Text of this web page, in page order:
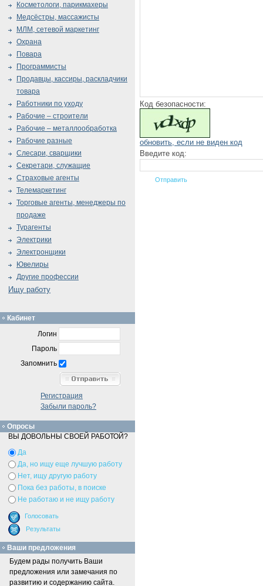
Код безопасности:
обновить, если не виден код
Введите код:
Косметологи, парикмахеры
Медсёстры, массажисты
МЛМ, сетевой маркетинг
Охрана
Повара
Программисты
Продавцы, кассиры, раскладчики
товара
Работники по уходу
Рабочие – строители
Рабочие – металлообработка
Рабочие разные
Слесари, сварщики
Секретари, служащие
Страховые агенты
Телемаркетинг
Торговые агенты, менеджеры по
продаже
Турагенты
Электрики
Электронщики
Ювелиры
Другие профессии
Ищу работу
Кабинет
Логин
Пароль
Запомнить
Регистрация
Забыли пароль?
Опросы
ВЫ ДОВОЛЬНЫ СВОЕЙ РАБОТОЙ?
Да
Да, но ищу еще лучшую работу
Нет, ищу другую работу
Пока без работы, в поиске
Не работаю и не ищу работу
Ваши предложения
Будем рады получить Ваши
предложения или замечания по
развитию и содержанию сайта.